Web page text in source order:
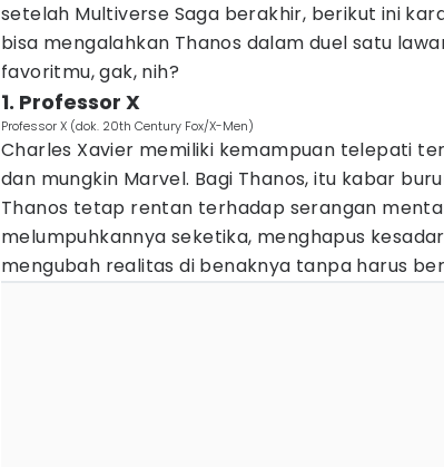
setelah Multiverse Saga berakhir, berikut ini
bisa mengalahkan Thanos dalam duel satu
favoritmu, gak, nih?
1. Professor X
Professor X (dok. 20th Century Fox/X-Men)
Charles Xavier memiliki kemampuan telepati
dan mungkin Marvel. Bagi Thanos, itu kabar
Thanos tetap rentan terhadap serangan
melumpuhkannya seketika, menghapus
mengubah realitas di benaknya tanpa harus